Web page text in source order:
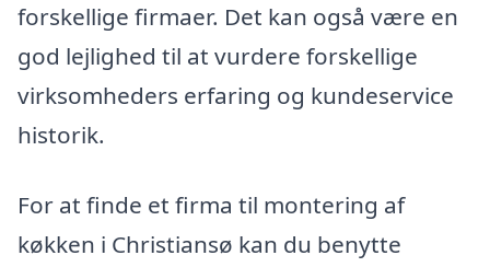
forskellige firmaer. Det kan også være en
god lejlighed til at vurdere forskellige
virksomheders erfaring og kundeservice
historik.
For at finde et firma til montering af
køkken i Christiansø kan du benytte